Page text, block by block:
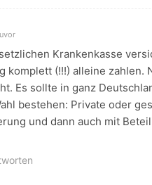
Krankenkasse
komplett (!!!) alleine zahlen.
Es sollte in ganz
bestehen: Private oder
und dann auch mit